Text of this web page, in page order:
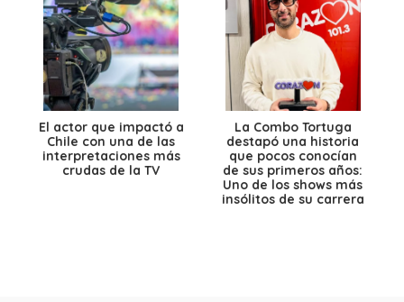
El actor que impactó a
Chile con una de las
interpretaciones más
crudas de la TV
La Combo Tortuga
destapó una historia
que pocos conocían
de sus primeros años:
Uno de los shows más
insólitos de su carrera